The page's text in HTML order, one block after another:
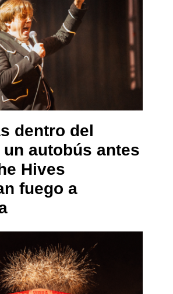
dentro del
autobús antes
Hives
fuego a